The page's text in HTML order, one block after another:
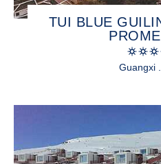
TUI BLUE
Guangxi